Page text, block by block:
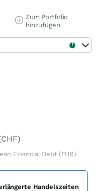
Zum Portfolio
hinzufügen
Financial Debt (EUR)
Handelszeiten